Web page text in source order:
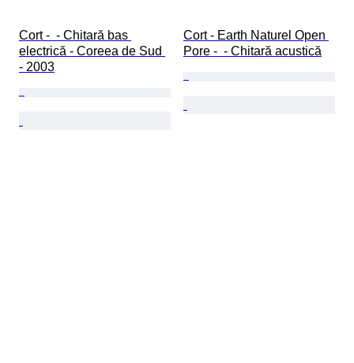
Cort -  - Chitară bas
electrică - Coreea de Sud
- 2003
Cort - Earth Naturel Open
Pore -  - Chitară acustică